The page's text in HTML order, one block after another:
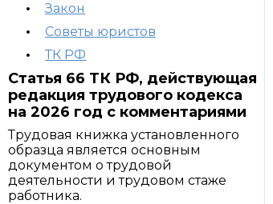
Закон
Советы юристов
ТК РФ
Статья 66 ТК РФ, действующая
редакция трудового кодекса
на 2026 год с комментариями
Трудовая книжка установленного
образца является основным
документом о трудовой
деятельности и трудовом стаже
работника.